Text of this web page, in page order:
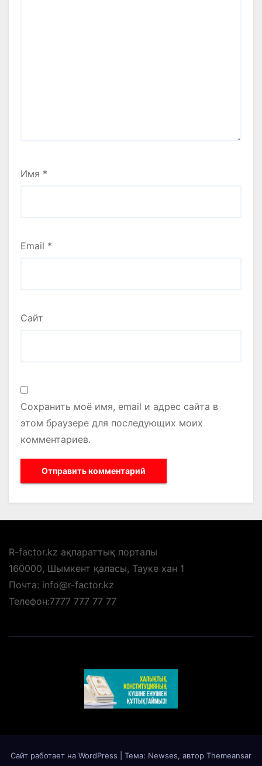
Имя *
Email *
Сайт
Сохранить моё имя, email и адрес сайта в
этом браузере для последующих моих
комментариев.
R-factor.kz ақпараттық порталы
160000, Шымкент қаласы, Тауке хан 1
Почта: info@r-factor.kz
Телефон:7777 777 77 77
Сайт работает на WordPress Тема: Newses, автор Themeansar